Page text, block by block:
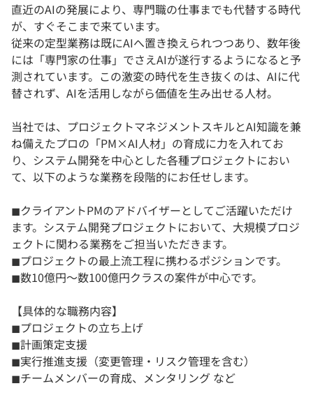
直近のAIの発展により、専門職の仕事までも代替する時代
が、すぐそこまで来ています。
従来の定型業務は既にAIへ置き換えられつつあり、数年後
には「専門家の仕事」でさえAIが遂行するようになると予
測されています。この激変の時代を生き抜くのは、AIに代
替されず、AIを活用しながら価値を生み出せる人材。
当社では、プロジェクトマネジメントスキルとAI知識を兼
ね備えたプロの「PM×AI人材」の育成に力を入れてお
り、システム開発を中心とした各種プロジェクトにおい
て、以下のような業務を段階的にお任せします。
◼︎クライアントPMのアドバイザーとしてご活躍いただけ
ます。システム開発プロジェクトにおいて、大規模プロジ
ェクトに関わる業務をご担当いただきます。
◼︎プロジェクトの最上流工程に携わるポジションです。
◼︎数10億円～数100億円クラスの案件が中心です。
【具体的な職務内容】
◼︎プロジェクトの立ち上げ
◼︎計画策定支援
◼︎実行推進支援（変更管理・リスク管理を含む）
◼︎チームメンバーの育成、メンタリング など